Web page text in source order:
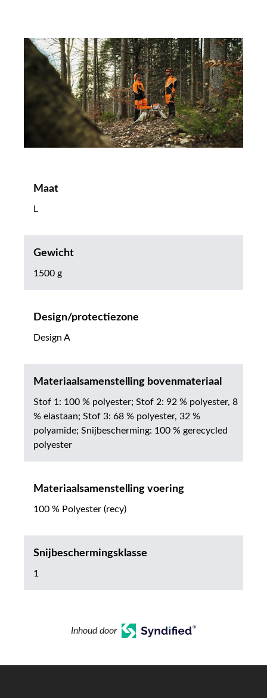
Maat
L
Gewicht
1500 g
Design/protectiezone
Design A
Materiaalsamenstelling bovenmateriaal
Stof 1: 100 % polyester; Stof 2: 92 % polyester, 8
% elastaan; Stof 3: 68 % polyester, 32 %
polyamide; Snijbescherming: 100 % gerecycled
polyester
Materiaalsamenstelling voering
100 % Polyester (recy)
Snijbeschermingsklasse
1
Inhoud door